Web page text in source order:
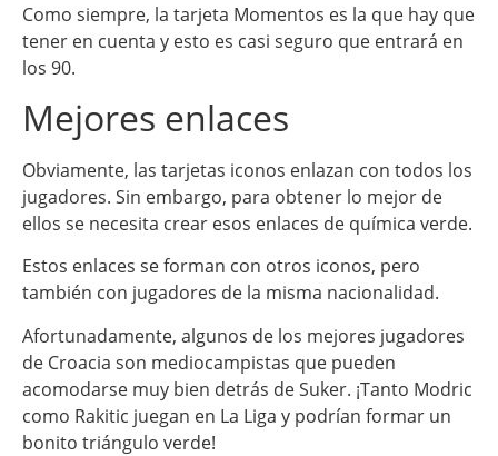
Como siempre, la tarjeta Momentos es la que hay que
tener en cuenta y esto es casi seguro que entrará en
los 90.
Mejores enlaces
Obviamente, las tarjetas iconos enlazan con todos los
jugadores. Sin embargo, para obtener lo mejor de
ellos se necesita crear esos enlaces de química verde.
Estos enlaces se forman con otros iconos, pero
también con jugadores de la misma nacionalidad.
Afortunadamente, algunos de los mejores jugadores
de Croacia son mediocampistas que pueden
acomodarse muy bien detrás de Suker. ¡Tanto Modric
como Rakitic juegan en La Liga y podrían formar un
bonito triángulo verde!